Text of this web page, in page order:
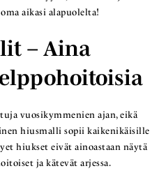
aikasi alapuolelta!
– Aina
vuosikymmenien ajan, eikä
hiusmalli sopii kaikenikäisille
hiukset eivät ainoastaan näytä
ja kätevät arjessa.